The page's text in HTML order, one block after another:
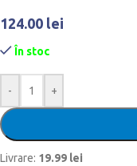
124.00 lei
În stoc
- +
Livrare: 19.99 lei